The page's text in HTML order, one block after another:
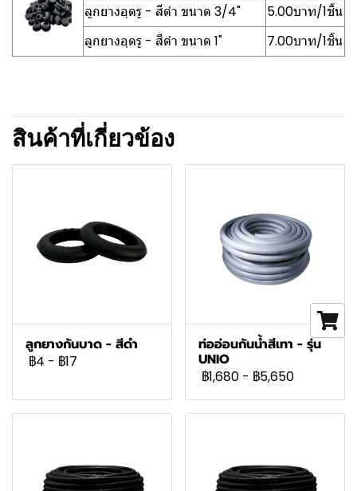
ลูกยางอุดรู - สีดำ ขนาด 3/4"
5.00บาท/1ชิ้น
ลูกยางอุดรู - สีดำ ขนาด 1"
7.00บาท/1ชิ้น
สินค้าที่เกี่ยวข้อง
ลูกยางกันบาด - สีดำ
฿4 - ฿17
ท่ออ่อนกันน้ำสีเทา - รุ่น
UNIO
฿1,680 - ฿5,650